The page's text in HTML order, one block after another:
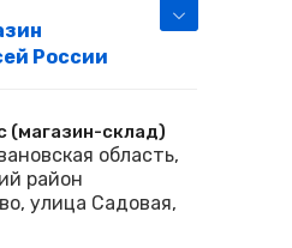
России
(магазин-склад)
область,
район
улица Садовая,